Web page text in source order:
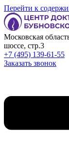
Перейти к
Московская
шоссе, стр.3
+7 (495) 139-61-55
Заказать звонок